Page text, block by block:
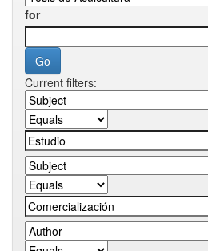
for
Current filters: